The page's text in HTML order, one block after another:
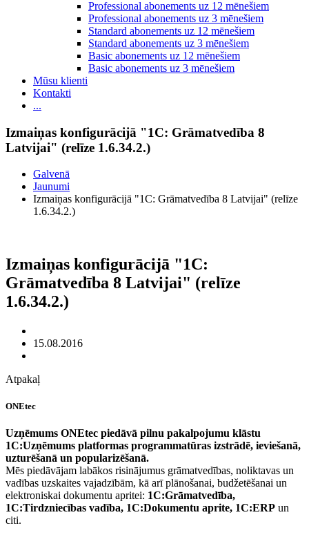
Professional abonements uz 12 mēnešiem
Professional abonements uz 3 mēnešiem
Standard abonements uz 12 mēnešiem
Standard abonements uz 3 mēnešiem
Basic abonements uz 12 mēnešiem
Basic abonements uz 3 mēnešiem
Mūsu klienti
Kontakti
...
Izmaiņas konfigurācijā "1C: Grāmatvedība 8
Latvijai" (relīze 1.6.34.2.)
Galvenā
Jaunumi
Izmaiņas konfigurācijā "1C: Grāmatvedība 8 Latvijai" (relīze
1.6.34.2.)
Izmaiņas konfigurācijā "1C:
Grāmatvedība 8 Latvijai" (relīze
1.6.34.2.)
15.08.2016
Atpakaļ
ONEtec
Uzņēmums ONEtec piedāvā pilnu pakalpojumu klāstu
1C:Uzņēmums platformas programmatūras izstrādē, ieviešanā,
uzturēšanā un popularizēšanā.
Mēs piedāvājam labākos risinājumus grāmatvedības, noliktavas un
vadības uzskaites vajadzībām, kā arī plānošanai, budžetēšanai un
elektroniskai dokumentu apritei: 1C:Grāmatvedība,
1C:Tirdzniecības vadība, 1C:Dokumentu aprite, 1C:ERP un
citi.